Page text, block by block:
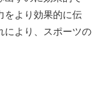
をより効果的に伝
により、スポーツの